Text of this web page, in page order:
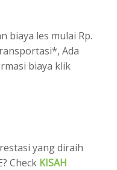
biaya les mulai Rp.
Ada
biaya klik
yang diraih
Check KISAH